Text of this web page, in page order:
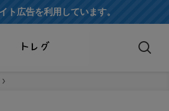
ト広告を利用しています。